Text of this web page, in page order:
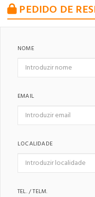
PEDIDO DE
NOME
EMAIL
LOCALIDADE
TEL. / TELM.